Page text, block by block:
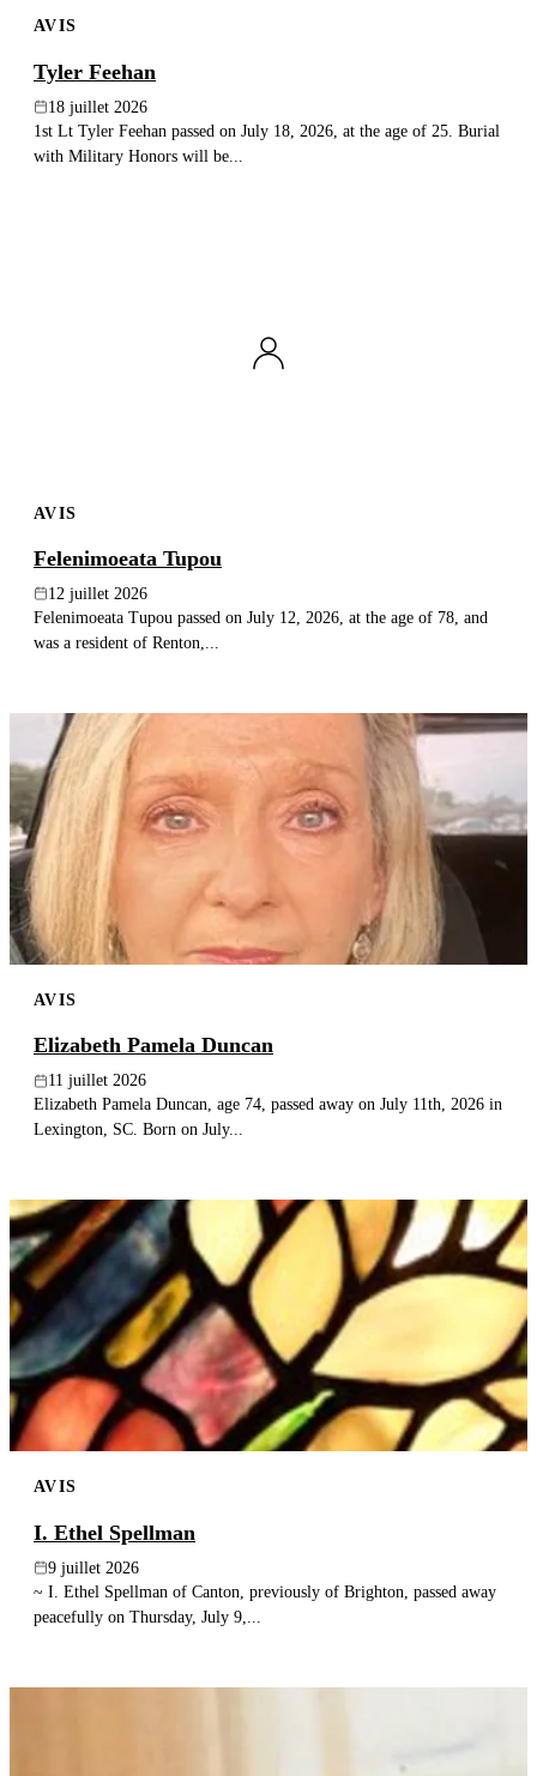
AVIS
Tyler Feehan
18 juillet 2026
1st Lt Tyler Feehan passed on July 18, 2026, at the age of 25. Burial
with Military Honors will be...
AVIS
Felenimoeata Tupou
12 juillet 2026
Felenimoeata Tupou passed on July 12, 2026, at the age of 78, and
was a resident of Renton,...
AVIS
Elizabeth Pamela Duncan
11 juillet 2026
Elizabeth Pamela Duncan, age 74, passed away on July 11th, 2026 in
Lexington, SC. Born on July...
AVIS
I. Ethel Spellman
9 juillet 2026
~ I. Ethel Spellman of Canton, previously of Brighton, passed away
peacefully on Thursday, July 9,...